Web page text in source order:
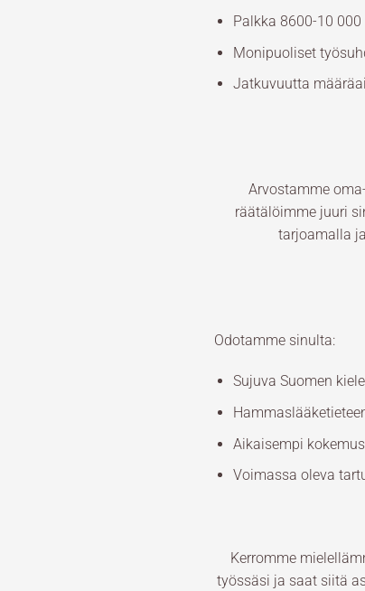
Palkka 8600-10
Monipuoliset
Jatkuvuutta
Arvostamme
räätälöimme juuri
tarjoamalla
Odotamme sinulta:
Sujuva Suomen
Aikaisempi
Voimassa oleva
Kerromme
työssäsi ja saat siitä